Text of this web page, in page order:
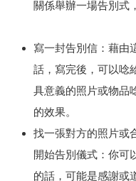
關係舉辦一場告別式
寫一封告別信：藉由
話，寫完後，可以唸
具意義的照片或物品
的效果。
找一張對方的照片或
開始告別儀式：你可
的話，可能是感謝或